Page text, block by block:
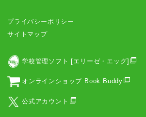
プライバシーポリシー
サイトマップ
学校管理ソフト [エリーゼ・エッグ]
オンラインショップ Book Buddy
公式アカウント